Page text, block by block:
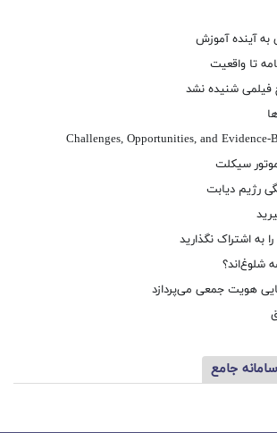
به آینده آموزش
تا واقعیت
فیلمی شنیده نشد
Challenges, Opportunities, and Evidence-
سیکلت
رژیم دیابت
به اشتراک نگذارید
شلوغ‌اند؟
هویت جمعی می‌پردازد
جامع